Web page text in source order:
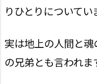
りひとりについてい
実は地上の人間と
の兄弟とも言われま